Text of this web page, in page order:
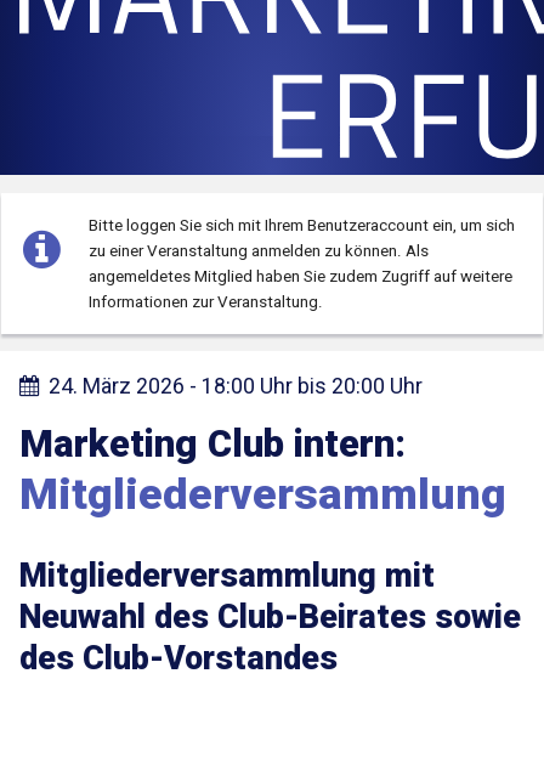
Bitte loggen Sie sich mit Ihrem Benutzeraccount ein, um sich
zu einer Veranstaltung anmelden zu können. Als
angemeldetes Mitglied haben Sie zudem Zugriff auf weitere
Informationen zur Veranstaltung.
24. März 2026 - 18:00 Uhrbis 20:00 Uhr
Marketing Club intern:
Mitgliederversammlung
Mitgliederversammlung mit
Neuwahl des Club-Beirates sowie
des Club-Vorstandes